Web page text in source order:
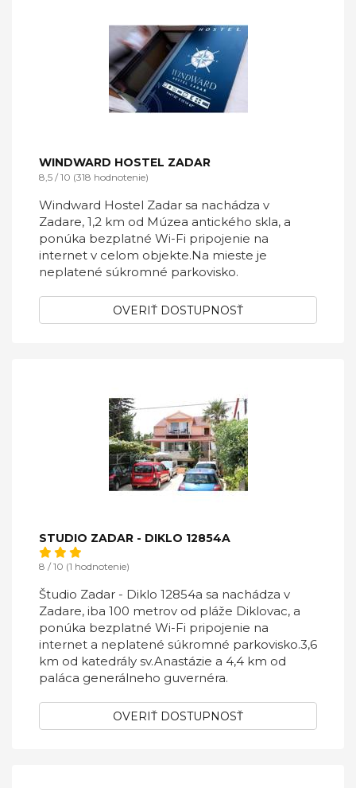
WINDWARD HOSTEL ZADAR
8,5 / 10 (318 hodnotenie)
Windward Hostel Zadar sa nachádza v
Zadare, 1,2 km od Múzea antického skla, a
ponúka bezplatné Wi-Fi pripojenie na
internet v celom objekte.Na mieste je
neplatené súkromné ​​parkovisko.
OVERIŤ DOSTUPNOSŤ
STUDIO ZADAR - DIKLO 12854A
8 / 10 (1 hodnotenie)
Študio Zadar - Diklo 12854a sa nachádza v
Zadare, iba 100 metrov od pláže Diklovac, a
ponúka bezplatné Wi-Fi pripojenie na
internet a neplatené súkromné ​​parkovisko.3,6
km od katedrály sv.Anastázie a 4,4 km od
paláca generálneho guvernéra.
OVERIŤ DOSTUPNOSŤ